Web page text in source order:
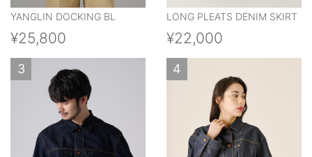
YANGLIN DOCKING BL
¥25,800
LONG PLEATS DENIM SKIRT
¥22,000
3 4